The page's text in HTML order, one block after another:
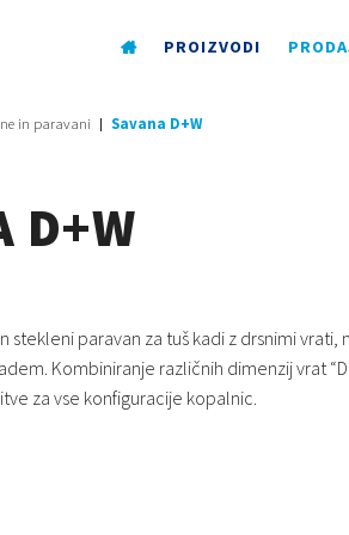
PROIZVODI
in paravani Savana D+W
D+W
stekleni paravan za tuš kadi z drsnimi vrati,
Kombiniranje različnih dimenzij vrat
za vse konfiguracije kopalnic.